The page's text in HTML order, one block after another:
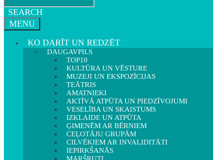
SEARCH
MENU
KO DARĪT UN REDZĒT
DAUGAVPILS
TOP10
KULTŪRA UN VĒSTURE
MUZEJI UN EKSPOZĪCIJAS
TEĀTRIS
AMATNIEKI
AKTĪVĀ ATPŪTA UN PIEDZĪVOJUMI
VESELĪBA UN SKAISTUMS
IZKLAIDE UN ATPŪTA
ĢIMENĒM AR BĒRNIEM
CEĻOTĀJU GRUPĀM
CILVĒKIEM AR INVALIDITĀTI
IEPIRKŠANĀS